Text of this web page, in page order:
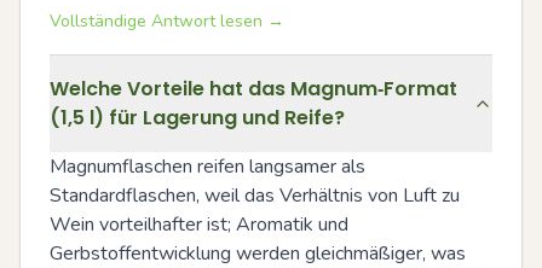
Vollständige Antwort lesen →
Welche Vorteile hat das Magnum‑Format
(1,5 l) für Lagerung und Reife?
Magnumflaschen reifen langsamer als
Standardflaschen, weil das Verhältnis von Luft zu
Wein vorteilhafter ist; Aromatik und
Gerbstoffentwicklung werden gleichmäßiger, was